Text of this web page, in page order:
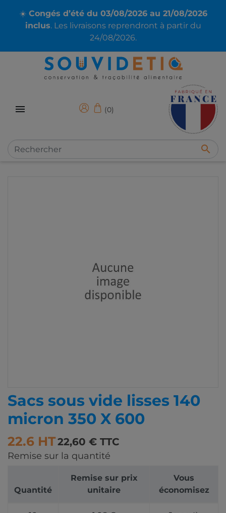
☀️ Congés d’été du 03/08/2026 au 21/08/2026
inclus. Les livraisons reprendront à partir du
24/08/2026.


(0)
Sacs sous vide lisses 140
micron 350 X 600
22.6 HT22,60 € TTC
Remise sur la quantité
Quantité
Remise sur prix
unitaire
Vous
économisez